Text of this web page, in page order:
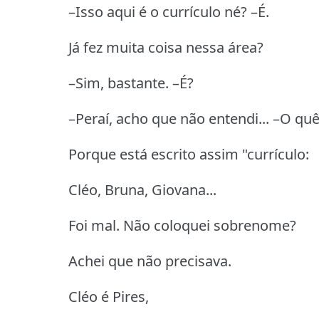
–Isso aqui é o currículo né? –É.
Já fez muita coisa nessa área?
–Sim, bastante. –É?
–Peraí, acho que não entendi... –O
Porque está escrito assim "currículo:
Cléo, Bruna, Giovana...
Foi mal. Não coloquei sobrenome?
Achei que não precisava.
Cléo é Pires,